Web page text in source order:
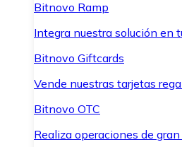
Bitnovo Ramp
Integra nuestra solución en
Bitnovo Giftcards
Vende nuestras tarjetas
Bitnovo OTC
Realiza operaciones de